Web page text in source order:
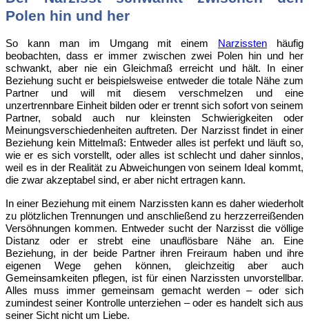
Polen hin und her
So kann man im Umgang mit einem Narzissten häufig
beobachten, dass er immer zwischen zwei Polen hin und her
schwankt, aber nie ein Gleichmaß erreicht und hält. In einer
Beziehung sucht er beispielsweise entweder die totale Nähe zum
Partner und will mit diesem verschmelzen und eine
unzertrennbare Einheit bilden oder er trennt sich sofort von seinem
Partner, sobald auch nur kleinsten Schwierigkeiten oder
Meinungsverschiedenheiten auftreten. Der Narzisst findet in einer
Beziehung kein Mittelmaß: Entweder alles ist perfekt und läuft so,
wie er es sich vorstellt, oder alles ist schlecht und daher sinnlos,
weil es in der Realität zu Abweichungen von seinem Ideal kommt,
die zwar akzeptabel sind, er aber nicht ertragen kann.
In einer Beziehung mit einem Narzissten kann es daher wiederholt
zu plötzlichen Trennungen und anschließend zu herzzerreißenden
Versöhnungen kommen. Entweder sucht der Narzisst die völlige
Distanz oder er strebt eine unauflösbare Nähe an. Eine
Beziehung, in der beide Partner ihren Freiraum haben und ihre
eigenen Wege gehen können, gleichzeitig aber auch
Gemeinsamkeiten pflegen, ist für einen Narzissten unvorstellbar.
Alles muss immer gemeinsam gemacht werden – oder sich
zumindest seiner Kontrolle unterziehen – oder es handelt sich aus
seiner Sicht nicht um Liebe.